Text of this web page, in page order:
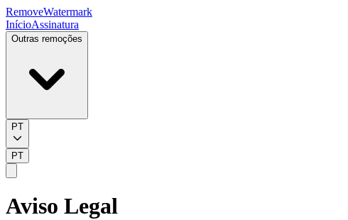
RemoveWatermark
InícioAssinatura
Outras remoções
PT
PT
Aviso Legal